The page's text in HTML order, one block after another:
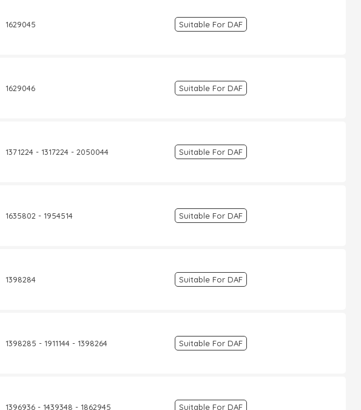
1629045 Suitable For DAF
1629046 Suitable For DAF
1371224 - 1317224 - 2050044 Suitable For DAF
1635802 - 1954514 Suitable For DAF
1398284 Suitable For DAF
1398285 - 1911144 - 1398264 Suitable For DAF
1396936 - 1439348 - 1862945 Suitable For DAF